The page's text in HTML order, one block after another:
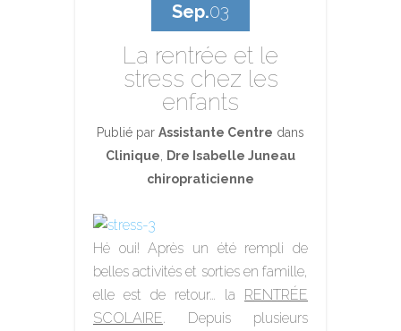
La rentrée et le
stress chez les
enfants
Publié par Assistante Centre dans
Clinique, Dre Isabelle Juneau
chiropraticienne
Hé oui! Après un été rempli de
belles activités et sorties en famille,
elle est de retour… la
RENTRÉE
SCOLAIRE. Depuis plusieurs
Sep.03